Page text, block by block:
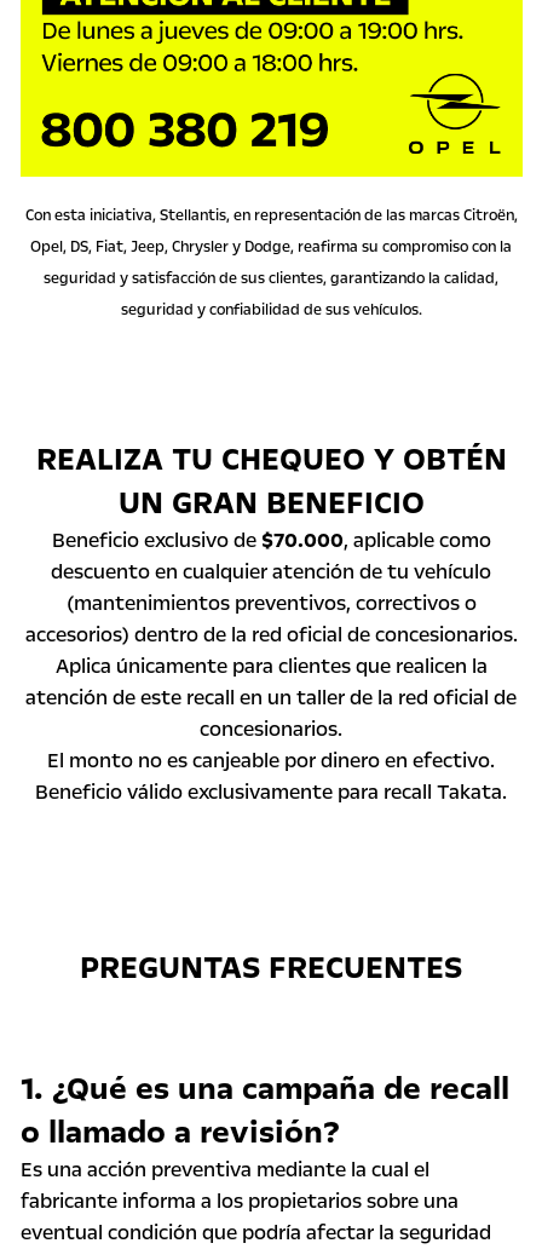
Con esta iniciativa, Stellantis, en representación de las marcas Citroën,
Opel, DS, Fiat, Jeep, Chrysler y Dodge, reafirma su compromiso con la
seguridad y satisfacción de sus clientes, garantizando la calidad,
seguridad y confiabilidad de sus vehículos.
REALIZA TU CHEQUEO Y OBTÉN
UN GRAN BENEFICIO
Beneficio exclusivo de $70.000, aplicable como
descuento en cualquier atención de tu vehículo
(mantenimientos preventivos, correctivos o
accesorios) dentro de la red oficial de concesionarios.
Aplica únicamente para clientes que realicen la
atención de este recall en un taller de la red oficial de
concesionarios.
El monto no es canjeable por dinero en efectivo.
Beneficio válido exclusivamente para recall Takata.
PREGUNTAS FRECUENTES
1. ¿Qué es una campaña de recall
o llamado a revisión?
Es una acción preventiva mediante la cual el
fabricante informa a los propietarios sobre una
eventual condición que podría afectar la seguridad